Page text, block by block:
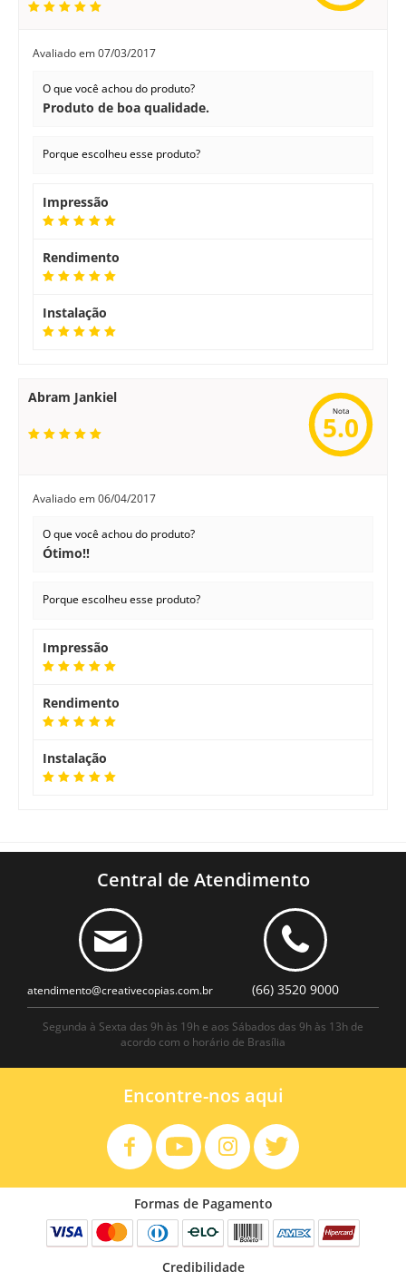
Avaliado em07/03/2017
O que você achou do produto?
Produto de boa qualidade.
Porque escolheu esse produto?
Impressão
Rendimento
Instalação
Abram Jankiel
Nota
5.0
Avaliado em06/04/2017
O que você achou do produto?
Ótimo!!
Porque escolheu esse produto?
Impressão
Rendimento
Instalação
Central de Atendimento
atendimento@creativecopias.com.br (66) 3520 9000
Segunda à Sexta das 9h às 19h e aos Sábados das 9h às 13h de
acordo com o horário de Brasília
Encontre-nos aqui
Formas de Pagamento
Credibilidade